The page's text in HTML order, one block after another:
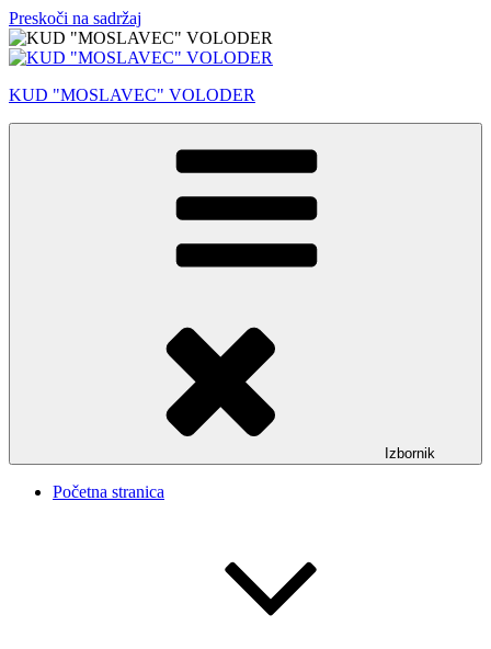
Preskoči na sadržaj
KUD "MOSLAVEC" VOLODER
Izbornik
Početna stranica